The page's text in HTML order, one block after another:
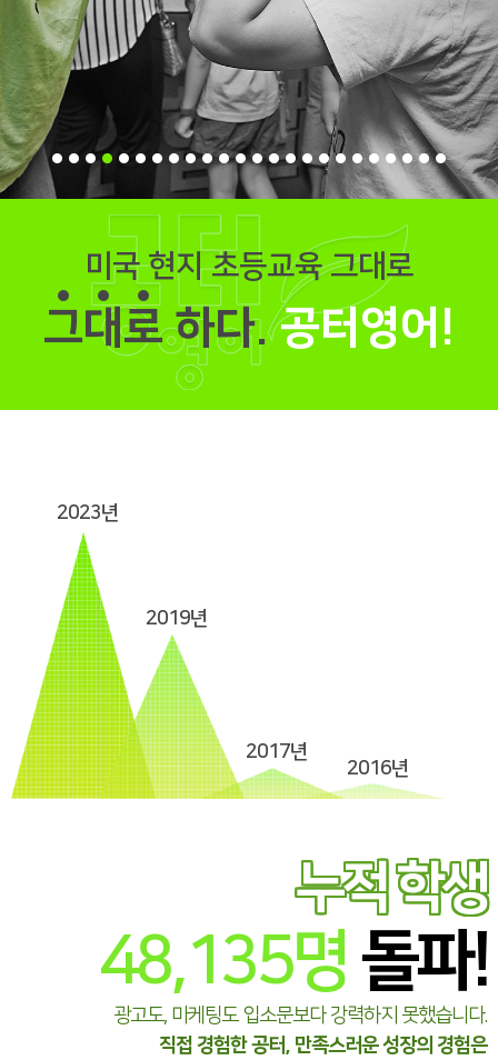
미국 현지 초등교육 그대로
그대로하다.공터영어!
2023년
2019년
2017년
2016년
누적 학생
48,135명 돌파!
광고도, 마케팅도 입소문보다 강력하지 못했습니다.
직접 경험한 공터, 만족스러운 성장의 경험은